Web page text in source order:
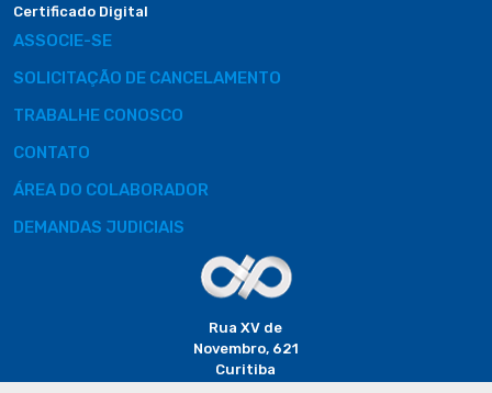
Certificado Digital
ASSOCIE-SE
SOLICITAÇÃO DE CANCELAMENTO
TRABALHE CONOSCO
CONTATO
ÁREA DO COLABORADOR
DEMANDAS JUDICIAIS
Rua XV de
Novembro, 621
Curitiba